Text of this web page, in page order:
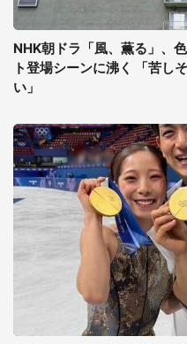
NHK朝ドラ「風、薫る」、
ト登場シーンに沸く 「苦し
い」